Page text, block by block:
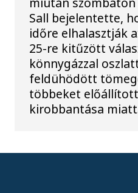
Sall bejelentette,
időre elhalasztják
25-re kitűzött
könnygázzal
feldühödött
többeket
kirobbantása